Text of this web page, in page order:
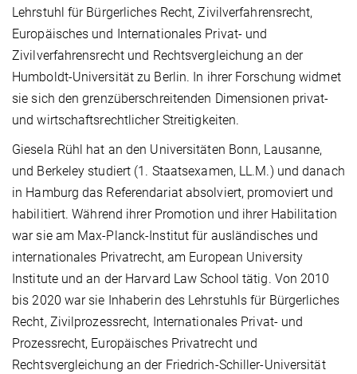
Lehrstuhl für Bürgerliches Recht, Zivilverfahrensrecht,
Europäisches und Internationales Privat- und
Zivilverfahrensrecht und Rechtsvergleichung an der
Humboldt-Universität zu Berlin. In ihrer Forschung widmet
sie sich den grenzüberschreitenden Dimensionen privat-
und wirtschaftsrechtlicher Streitigkeiten.
Giesela Rühl hat an den Universitäten Bonn, Lausanne,
und Berkeley studiert (1. Staatsexamen, LL.M.) und danach
in Hamburg das Referendariat absolviert, promoviert und
habilitiert. Während ihrer Promotion und ihrer Habilitation
war sie am Max-Planck-Institut für ausländisches und
internationales Privatrecht, am European University
Institute und an der Harvard Law School tätig. Von 2010
bis 2020 war sie Inhaberin des Lehrstuhls für Bürgerliches
Recht, Zivilprozessrecht, Internationales Privat- und
Prozessrecht, Europäisches Privatrecht und
Rechtsvergleichung an der Friedrich-Schiller-Universität